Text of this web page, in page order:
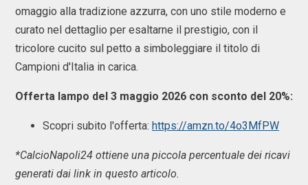
omaggio alla tradizione azzurra, con uno stile moderno e
curato nel dettaglio per esaltarne il prestigio, con il
tricolore cucito sul petto a simboleggiare il titolo di
Campioni d'Italia in carica.
Offerta lampo del 3 maggio 2026 con sconto del 20%:
Scopri subito l'offerta: https://amzn.to/4o3MfPW
*CalcioNapoli24 ottiene una piccola percentuale dei ricavi
generati dai link in questo articolo.